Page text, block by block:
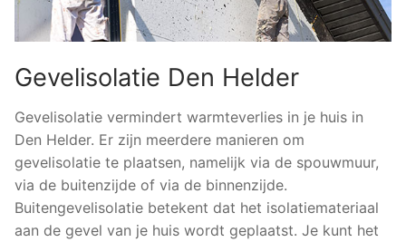
Gevelisolatie Den Helder
Gevelisolatie vermindert warmteverlies in je huis in
Den Helder. Er zijn meerdere manieren om
gevelisolatie te plaatsen, namelijk via de spouwmuur,
via de buitenzijde of via de binnenzijde.
Buitengevelisolatie betekent dat het isolatiemateriaal
aan de gevel van je huis wordt geplaatst. Je kunt het